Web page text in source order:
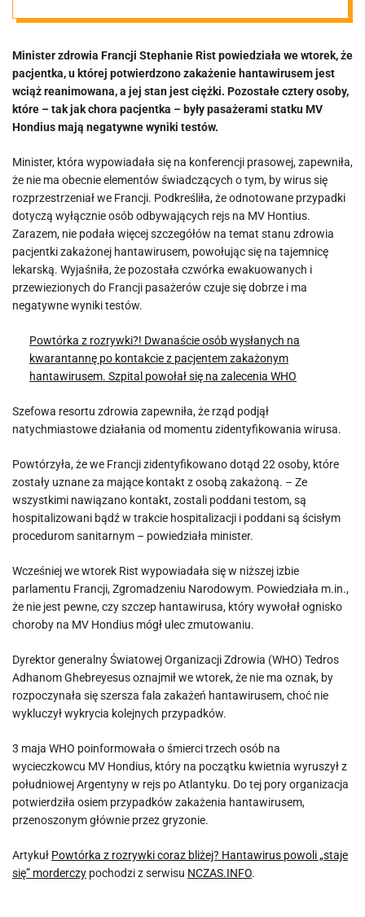
powoli „staje
się” morderczy
Minister zdrowia Francji Stephanie Rist powiedziała we wtorek, że
pacjentka, u której potwierdzono zakażenie hantawirusem jest
wciąż reanimowana, a jej stan jest ciężki. Pozostałe cztery osoby,
które – tak jak chora pacjentka – były pasażerami statku MV
Hondius mają negatywne wyniki testów.
Minister, która wypowiadała się na konferencji prasowej, zapewniła,
że nie ma obecnie elementów świadczących o tym, by wirus się
rozprzestrzeniał we Francji. Podkreśliła, że odnotowane przypadki
dotyczą wyłącznie osób odbywających rejs na MV Hontius.
Zarazem, nie podała więcej szczegółów na temat stanu zdrowia
pacjentki zakażonej hantawirusem, powołując się na tajemnicę
lekarską. Wyjaśniła, że pozostała czwórka ewakuowanych i
przewiezionych do Francji pasażerów czuje się dobrze i ma
negatywne wyniki testów.
Powtórka z rozrywki?! Dwanaście osób wysłanych na
kwarantannę po kontakcie z pacjentem zakażonym
hantawirusem. Szpital powołał się na zalecenia WHO
Szefowa resortu zdrowia zapewniła, że rząd podjął
natychmiastowe działania od momentu zidentyfikowania wirusa.
Powtórzyła, że we Francji zidentyfikowano dotąd 22 osoby, które
zostały uznane za mające kontakt z osobą zakażoną. – Ze
wszystkimi nawiązano kontakt, zostali poddani testom, są
hospitalizowani bądź w trakcie hospitalizacji i poddani są ścisłym
procedurom sanitarnym – powiedziała minister.
Wcześniej we wtorek Rist wypowiadała się w niższej izbie
parlamentu Francji, Zgromadzeniu Narodowym. Powiedziała m.in.,
że nie jest pewne, czy szczep hantawirusa, który wywołał ognisko
choroby na MV Hondius mógł ulec zmutowaniu.
Dyrektor generalny Światowej Organizacji Zdrowia (WHO) Tedros
Adhanom Ghebreyesus oznajmił we wtorek, że nie ma oznak, by
rozpoczynała się szersza fala zakażeń hantawirusem, choć nie
wykluczył wykrycia kolejnych przypadków.
3 maja WHO poinformowała o śmierci trzech osób na
wycieczkowcu MV Hondius, który na początku kwietnia wyruszył z
południowej Argentyny w rejs po Atlantyku. Do tej pory organizacja
potwierdziła osiem przypadków zakażenia hantawirusem,
przenoszonym głównie przez gryzonie.
Artykuł Powtórka z rozrywki coraz bliżej? Hantawirus powoli „staje
się” morderczy pochodzi z serwisu NCZAS.INFO.